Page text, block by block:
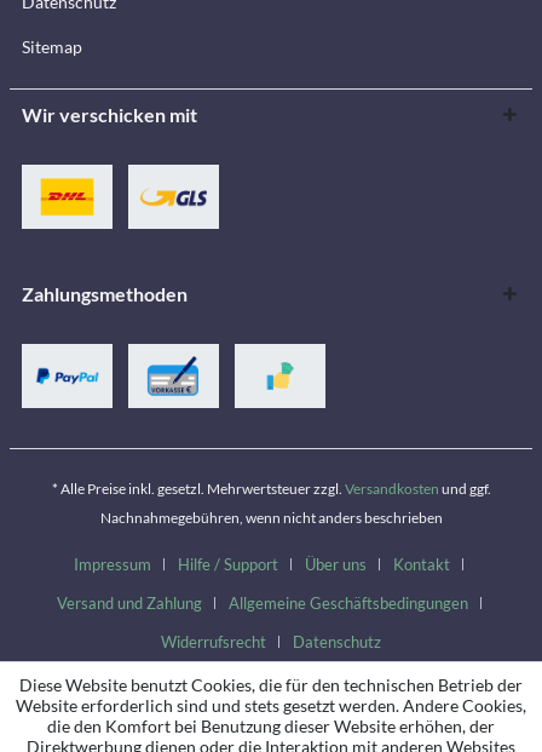
Sitemap
Wir verschicken mit
Zahlungsmethoden
* Alle Preise inkl. gesetzl. Mehrwertsteuer zzgl. Versandkosten und ggf.
Nachnahmegebühren, wenn nicht anders beschrieben
Impressum Hilfe / Support Über uns
Kontakt
Versand und Zahlung
Allgemeine Geschäftsbedingungen
Widerrufsrecht
Datenschutz
Diese Website benutzt Cookies, die für den technischen Betrieb der
Website erforderlich sind und stets gesetzt werden. Andere Cookies,
die den Komfort bei Benutzung dieser Website erhöhen, der
Direktwerbung dienen oder die Interaktion mit anderen Websites